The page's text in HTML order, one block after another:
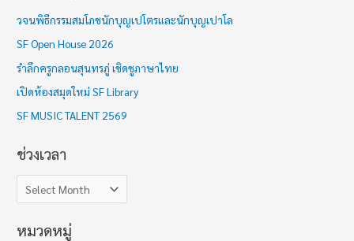
วจนพิธีกรรมสมโภชนักบุญเปโตรและนักบุญเปาโล
SF Open House 2026
รำลึกครูกลอนสุนทรภู่ เชิดชูภาษาไทย
เปิดห้องสมุดใหม่ SF Library
SF MUSIC TALENT 2569
ช่วงเวลา
ง
เ
ว
ล
า
หมวดหมู่